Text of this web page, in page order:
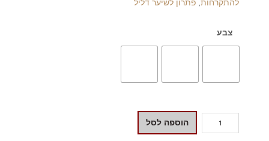
להתקרחות פתרון לשיער דליל
צבע
הוספה לסל